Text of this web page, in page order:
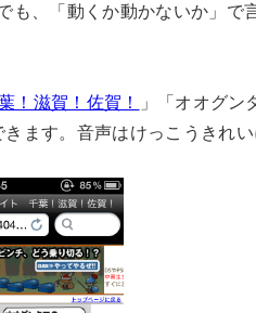
、「動くか動かないか」で
！滋賀！佐賀！
」「オオグン
ます。音声はけっこうきれ